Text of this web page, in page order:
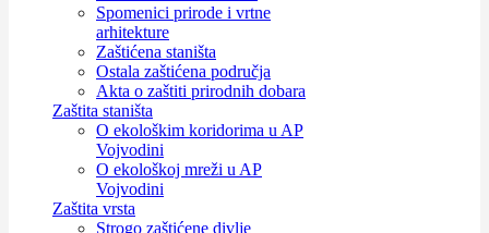
Spomenici prirode i vrtne
arhitekture
Zaštićena staništa
Ostala zaštićena područja
Akta o zaštiti prirodnih dobara
Zaštita staništa
O ekološkim koridorima u AP
Vojvodini
O ekološkoj mreži u AP
Vojvodini
Zaštita vrsta
Strogo zaštićene divlje